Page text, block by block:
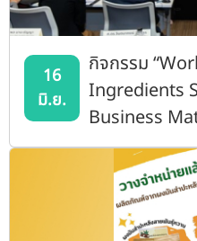
16
มิ.ย.
กิจกรรม
Ingredients
Business